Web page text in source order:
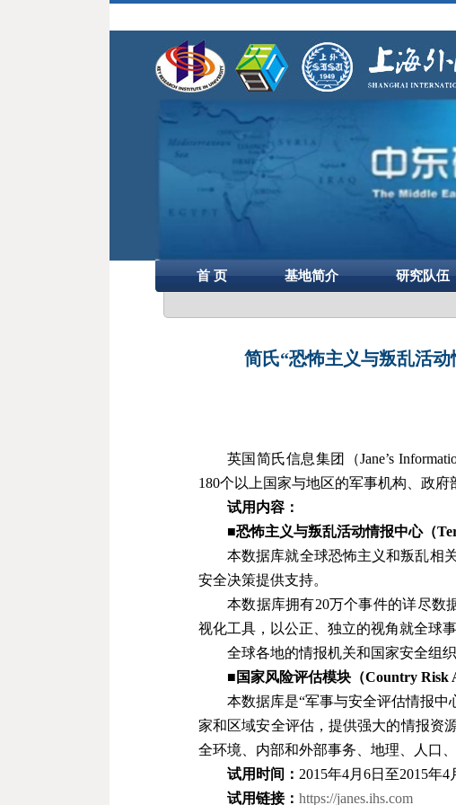
首 页 基地简介 研究队伍
简氏“恐怖主义与叛乱活动
英国简氏信息集团（Jane’s
180个以上国家与地区的军事机构、政府
试用内容：
■恐怖主义与叛乱活动情报中心（
本数据库就全球恐怖主义和叛乱相
安全决策提供支持。
本数据库拥有20万个事件的详尽数
视化工具，以公正、独立的视角就全球
全球各地的情报机关和国家安全组
■ 国家风险评估模块（Country Risk
本数据库是“军事与安全评估情报
家和区域安全评估，提供强大的情报资
全环境、内部和外部事务、地理、人口
试用时间： 2015年4月 6日至2015年4
试用链接： https://janes.ihs.com